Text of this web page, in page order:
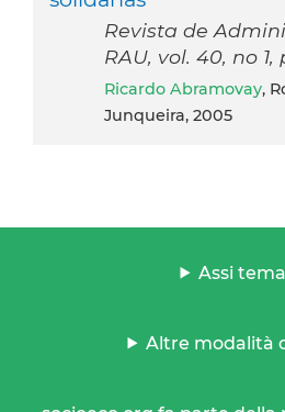
Revista de
RAU, vol. 40, no 1,
Ricardo Abramovay,
Junqueira, 2005
Assi
Altre modalità